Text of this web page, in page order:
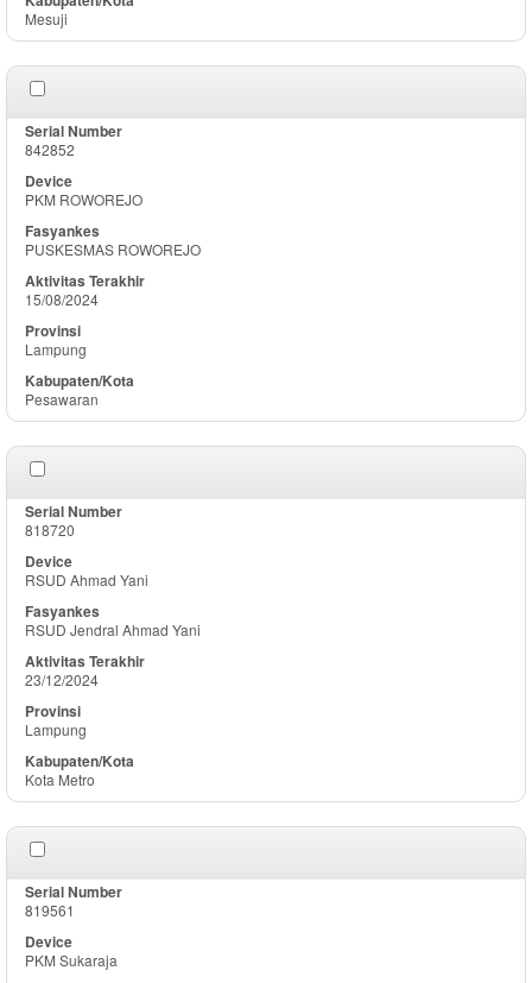
Mesuji
842852
PKM ROWOREJO
PUSKESMAS ROWOREJO
15/08/2024
Lampung
Pesawaran
818720
RSUD Ahmad Yani
RSUD Jendral Ahmad Yani
23/12/2024
Lampung
Kota Metro
819561
PKM Sukaraja